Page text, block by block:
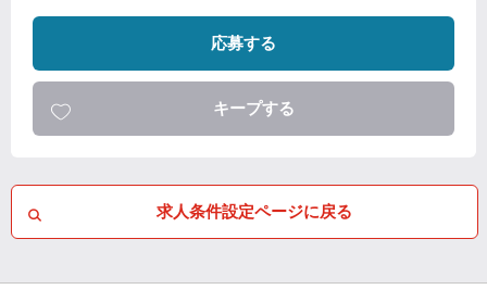
応募する
キープする
求人条件設定ページに戻る